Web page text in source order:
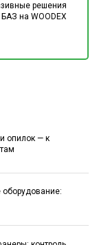
решения
на WOODEX
опилок — к